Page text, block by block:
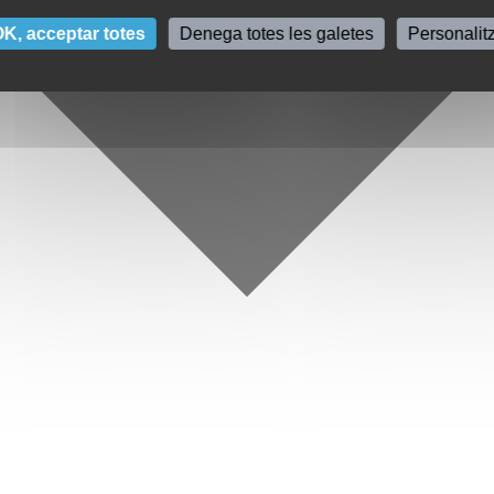
acceptar totes Denega totes les galetes